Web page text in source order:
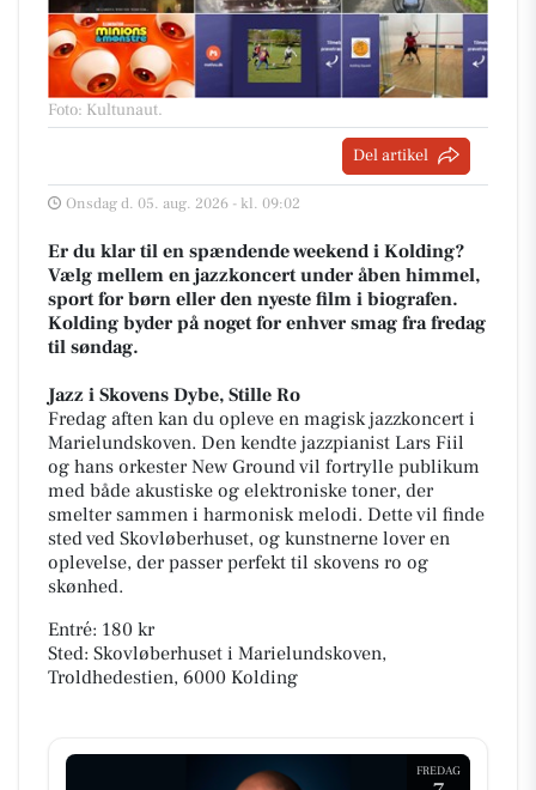
Foto: Kultunaut.
Del artikel
Onsdag d. 05. aug. 2026 - kl. 09:02
Er du klar til en spændende weekend i Kolding?
Vælg mellem en jazzkoncert under åben himmel,
sport for børn eller den nyeste film i biografen.
Kolding byder på noget for enhver smag fra fredag
til søndag.
Jazz i Skovens Dybe, Stille Ro
Fredag aften kan du opleve en magisk jazzkoncert i
Marielundskoven. Den kendte jazzpianist Lars Fiil
og hans orkester New Ground vil fortrylle publikum
med både akustiske og elektroniske toner, der
smelter sammen i harmonisk melodi. Dette vil finde
sted ved Skovløberhuset, og kunstnerne lover en
oplevelse, der passer perfekt til skovens ro og
skønhed.
Entré: 180 kr
Sted: Skovløberhuset i Marielundskoven,
Troldhedestien, 6000 Kolding
FREDAG